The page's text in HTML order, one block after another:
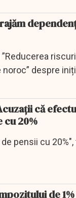
despre
că
cu 20%
pensii cu
de